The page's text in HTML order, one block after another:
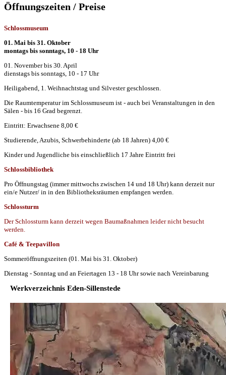
Öffnungszeiten / Preise
Schlossmuseum
01. Mai bis 31. Oktober
montags bis sonntags, 10 - 18 Uhr
01. November bis 30. April
dienstags bis sonntags, 10 - 17 Uhr
Heiligabend, 1. Weihnachtstag und Silvester geschlossen.
Die Raumtemperatur im Schlossmuseum ist - auch bei Veranstaltungen in den
Sälen - bis 16 Grad begrenzt.
Eintritt: Erwachsene 8,00 €
Studierende, Azubis, Schwerbehinderte (ab 18 Jahren) 4,00 €
Kinder und Jugendliche bis einschließlich 17 Jahre Eintritt frei
Schlossbibliothek
Pro Öffnungstag (immer mittwochs zwischen 14 und 18 Uhr) kann derzeit nur
ein/e Nutzer/ in in den Bibliotheksräumen empfangen werden.
Schlossturm
Der Schlossturm kann derzeit wegen Baumaßnahmen leider nicht besucht
werden.
Café & Teepavillon
Sommeröffnungszeiten (01. Mai bis 31. Oktober)
Dienstag - Sonntag und an Feiertagen 13 - 18 Uhr sowie nach Vereinbarung
Werkverzeichnis Eden-Sillenstede